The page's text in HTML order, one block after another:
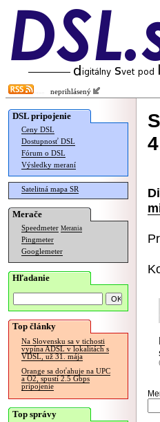
neprihlásený
DSL pripojenie
Ceny DSL
Dostupnosť DSL
Fórum o DSL
Výsledky meraní
Satelitná mapa SR
Merače
Speedmeter Merania
Pingmeter
Googlemeter
Hľadanie
Top články
Na Slovensku sa v tichosti
vypína ADSL v lokalitách s
VDSL, už 31. mája
Orange sa doťahuje na UPC
a O2, spustí 2.5 Gbps
pripojenie
Top správy